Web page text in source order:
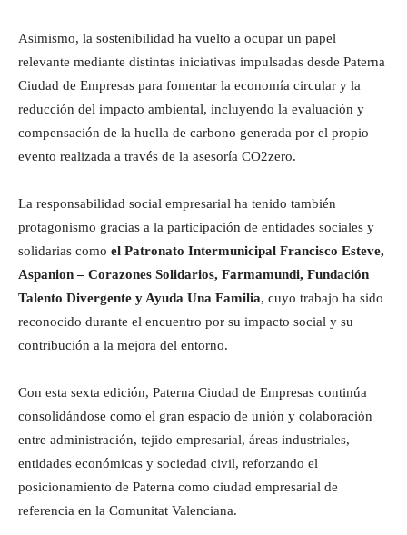
Asimismo, la sostenibilidad ha vuelto a ocupar un papel
relevante mediante distintas iniciativas impulsadas desde Paterna
Ciudad de Empresas para fomentar la economía circular y la
reducción del impacto ambiental, incluyendo la evaluación y
compensación de la huella de carbono generada por el propio
evento realizada a través de la asesoría CO2zero.
La responsabilidad social empresarial ha tenido también
protagonismo gracias a la participación de entidades sociales y
solidarias como el Patronato Intermunicipal Francisco Esteve,
Aspanion – Corazones Solidarios, Farmamundi, Fundación
Talento Divergente y Ayuda Una Familia, cuyo trabajo ha sido
reconocido durante el encuentro por su impacto social y su
contribución a la mejora del entorno.
Con esta sexta edición, Paterna Ciudad de Empresas continúa
consolidándose como el gran espacio de unión y colaboración
entre administración, tejido empresarial, áreas industriales,
entidades económicas y sociedad civil, reforzando el
posicionamiento de Paterna como ciudad empresarial de
referencia en la Comunitat Valenciana.